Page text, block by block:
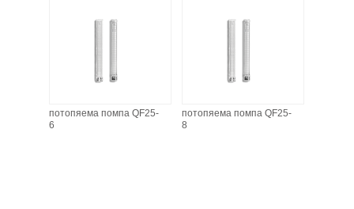
СПРИНКЛЕРИ (0)
потопяема помпа QF25-
6
потопяема помпа QF25-
8